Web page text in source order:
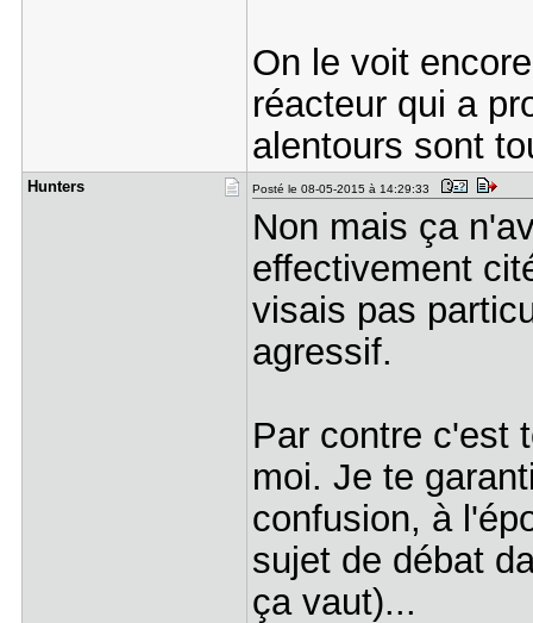
On le voit
réacteur qui a
alentours sont
Hunters Posté le 08-05-2015 à 14:29:33
Non mais ça
effectivement
visais pas
agressif.
Par contre c'est
moi. Je te
confusion, à
sujet de débat
ça vaut)...